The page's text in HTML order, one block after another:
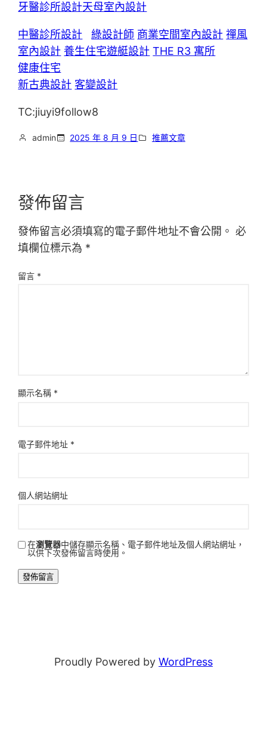
牙醫診所設計天母室內設計
中醫診所設計 綠設計師 商業空間室內設計 禪風
室內設計 養生住宅遊艇設計 THE R3 寓所
健康住宅
新古典設計 客變設計
TC:jiuyi9follow8
admin 2025 年 8 月 9 日 推薦文章
發佈留言
發佈留言必須填寫的電子郵件地址不會公開。 必
填欄位標示為 *
留言 *
顯示名稱 *
電子郵件地址 *
個人網站網址
在瀏覽器中儲存顯示名稱、電子郵件地址及個人網站網址，
以供下次發佈留言時使用。
Proudly Powered by WordPress